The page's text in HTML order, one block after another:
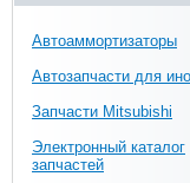
Автоаммортизаторы
Автозапчасти для
Запчасти Mitsubishi
Электронный каталог
запчастей